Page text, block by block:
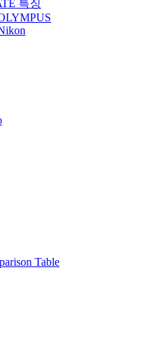
특징
Table